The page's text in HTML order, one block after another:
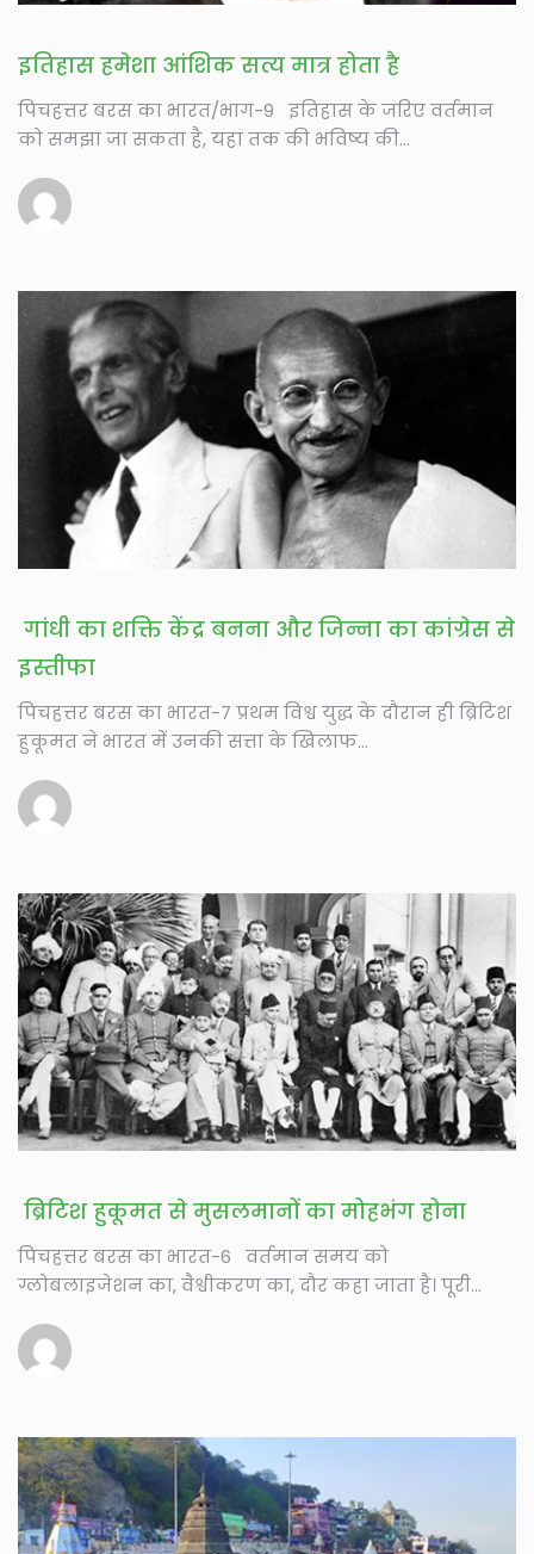
इतिहास हमेशा आंशिक सत्य मात्र होता है
पिचहत्तर बरस का भारत/भाग-9 इतिहास के जरिए वर्तमान
को समझा जा सकता है, यहां तक की भविष्य की...
गांधी का शक्ति केंद्र बनना और जिन्ना का कांग्रेस से
इस्तीफा
पिचहत्तर बरस का भारत-7 प्रथम विश्व युद्ध के दौरान ही ब्रिटिश
हुकूमत ने भारत में उनकी सत्ता के खिलाफ...
ब्रिटिश हुकूमत से मुसलमानों का मोहभंग होना
पिचहत्तर बरस का भारत-6 वर्तमान समय को
ग्लोबलाइजेशन का, वैश्वीकरण का, दौर कहा जाता है। पूरी